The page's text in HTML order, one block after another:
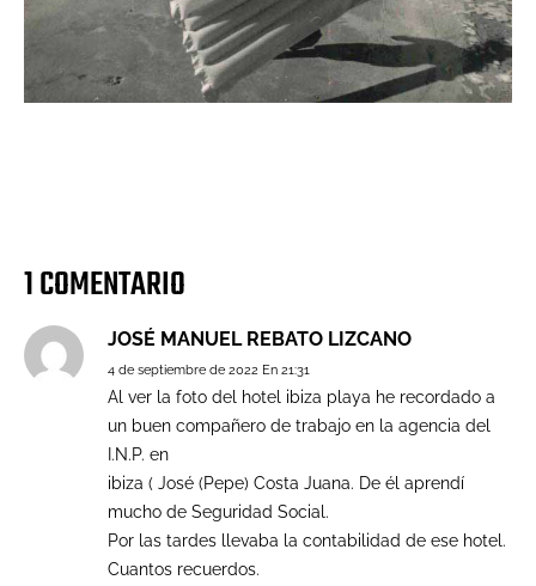
1 COMENTARIO
JOSÉ MANUEL REBATO LIZCANO
4 de septiembre de 2022 En 21:31
Al ver la foto del hotel ibiza playa he recordado a
un buen compañero de trabajo en la agencia del
I.N.P. en
ibiza ( José (Pepe) Costa Juana. De él aprendí
mucho de Seguridad Social.
Por las tardes llevaba la contabilidad de ese hotel.
Cuantos recuerdos.